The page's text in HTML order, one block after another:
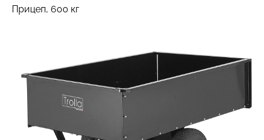
Прицеп, 600 кг